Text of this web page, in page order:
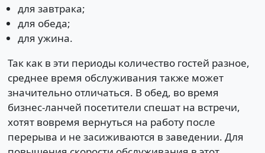
для завтрака;
для обеда;
для ужина.
Так как в эти периоды количество гостей разное,
среднее время обслуживания также может
значительно отличаться. В обед, во время
бизнес-ланчей посетители спешат на встречи,
хотят вовремя вернуться на работу после
перерыва и не засиживаются в заведении. Для